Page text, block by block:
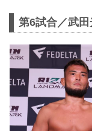
第6試合／武